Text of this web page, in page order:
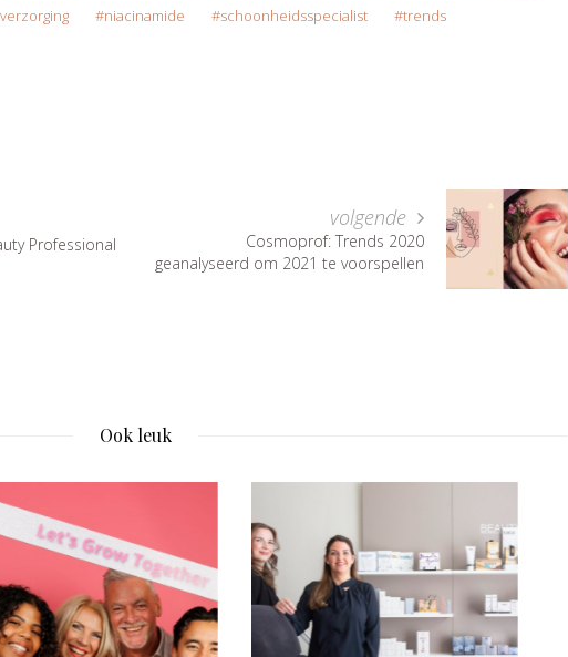
niacinamide schoonheidsspecialist trends
Professional
volgende
Cosmoprof: Trends 2020
geanalyseerd om 2021 te voorspellen
Ook leuk